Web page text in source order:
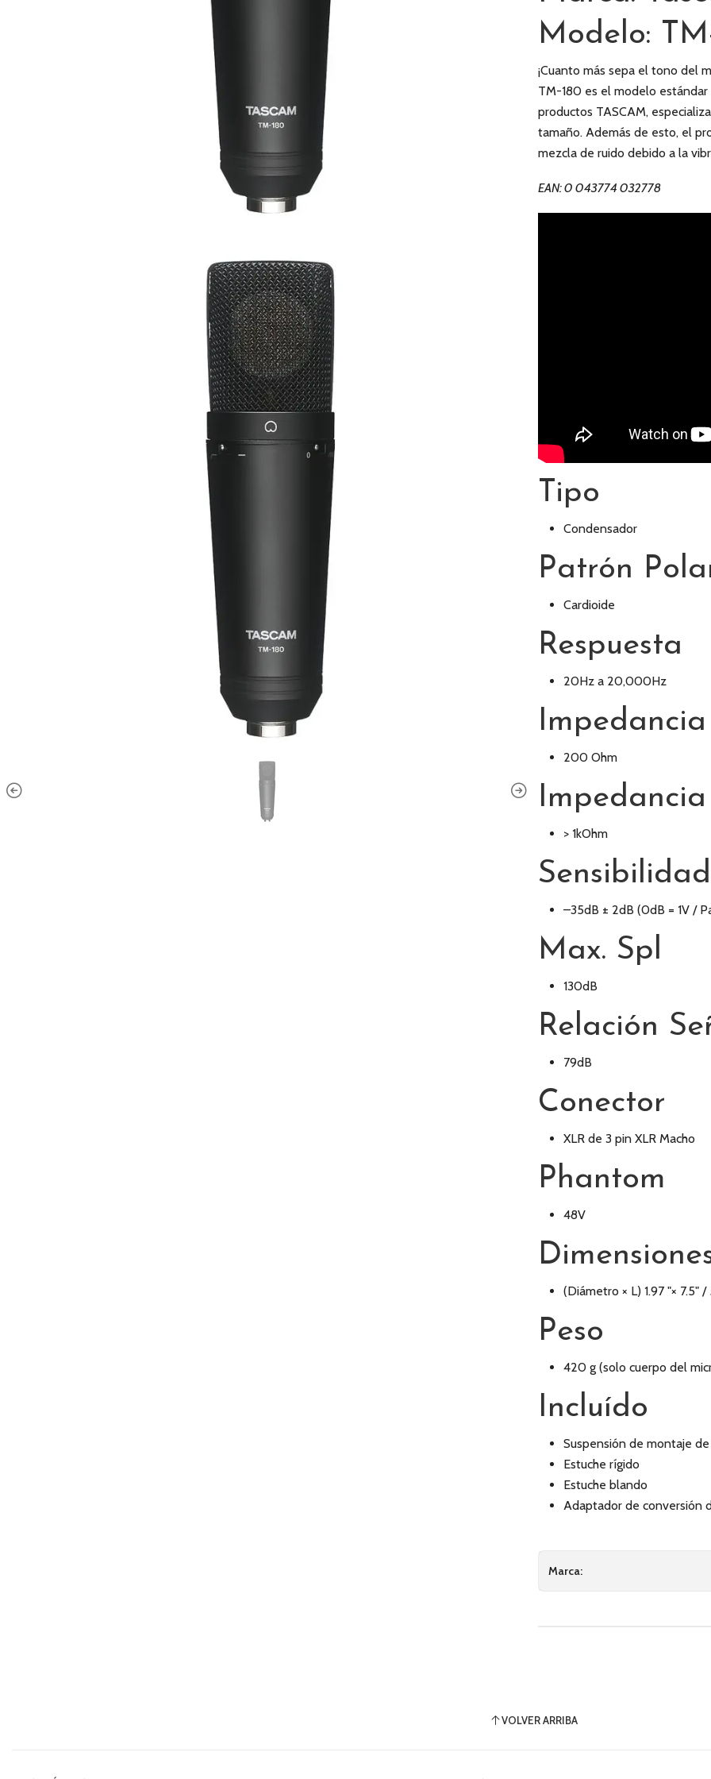
Modelo:
¡Cuanto más sepa el tono del
TM-180 es el modelo
productos TASCAM,
tamaño. Además de esto, el
mezcla de ruido debido a la
EAN: 0 043774 032778
Tipo
Condensador
Patrón
Cardioide
Respuesta
20Hz a 20,000Hz
200 Ohm
> 1kOhm
Sensibilidad
–35dB ± 2dB (0dB = 1V /
Max. Spl
130dB
Relación
79dB
Conector
XLR de 3 pin XLR Macho
Phantom
48V
(Diámetro × L) 1.97 "× 7.5"
Peso
420 g (solo cuerpo del
Incluído
Suspensión de montaje
Estuche rígido
Estuche blando
Adaptador de conversión
Marca:
VOLVER ARRIBA